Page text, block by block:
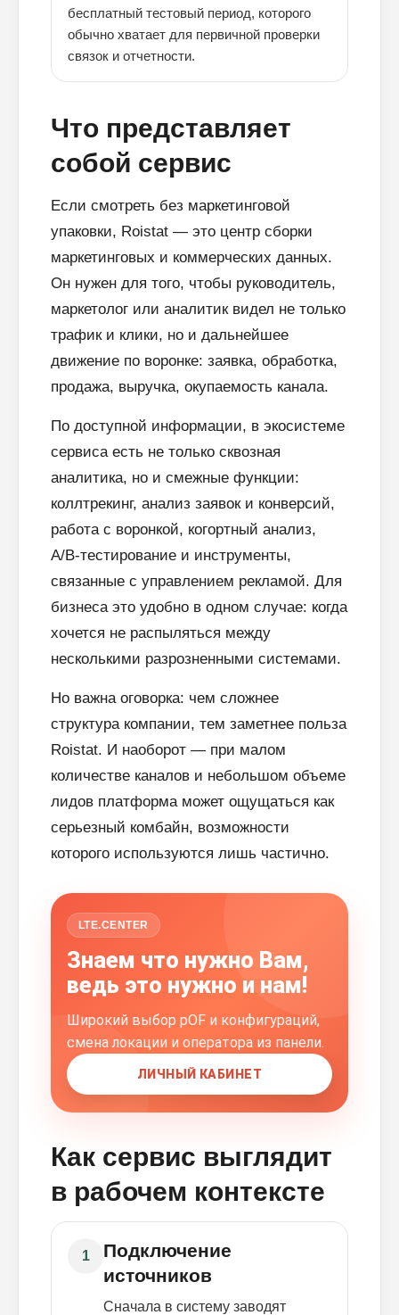
бесплатный тестовый период, которого
обычно хватает для первичной проверки
связок и отчетности.
Что представляет
собой сервис
Если смотреть без маркетинговой
упаковки, Roistat — это центр сборки
маркетинговых и коммерческих данных.
Он нужен для того, чтобы руководитель,
маркетолог или аналитик видел не только
трафик и клики, но и дальнейшее
движение по воронке: заявка, обработка,
продажа, выручка, окупаемость канала.
По доступной информации, в экосистеме
сервиса есть не только сквозная
аналитика, но и смежные функции:
коллтрекинг, анализ заявок и конверсий,
работа с воронкой, когортный анализ,
A/B-тестирование и инструменты,
связанные с управлением рекламой. Для
бизнеса это удобно в одном случае: когда
хочется не распыляться между
несколькими разрозненными системами.
Но важна оговорка: чем сложнее
структура компании, тем заметнее польза
Roistat. И наоборот — при малом
количестве каналов и небольшом объеме
лидов платформа может ощущаться как
серьезный комбайн, возможности
которого используются лишь частично.
LTE.CENTER
Знаем что нужно Вам,
ведь это нужно и нам!
Широкий выбор pOF и конфигураций,
смена локации и оператора из панели.
ЛИЧНЫЙ КАБИНЕТ
Как сервис выглядит
в рабочем контексте
1
Подключение
источников
Сначала в систему заводят